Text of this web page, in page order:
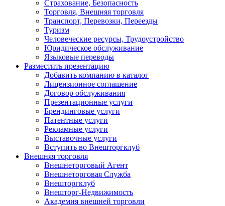
Страхование, Безопасность
Торговля, Внешняя торговля
Транспорт, Перевозки, Переезды
Туризм
Человеческие ресурсы, Трудоустройство
Юридическое обслуживание
Языковые переводы
Разместить презентацию
Добавить компанию в каталог
Лицензионное соглашение
Договор обслуживания
Презентационные услуги
Брендинговые услуги
Патентные услуги
Рекламные услуги
Выставочные услуги
Вступить во Внешторгклуб
Внешняя торговля
Внешнеторговый Агент
Внешнеторговая Служба
Внешторгклуб
Внешторг-Недвижимость
Академия внешней торговли